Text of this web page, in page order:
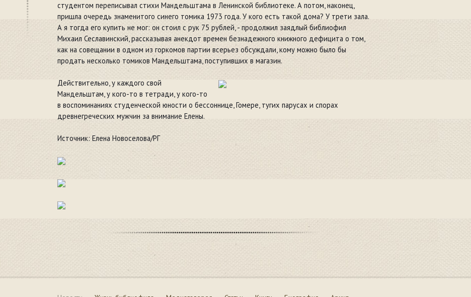
студентом переписывал стихи Мандельштама в Ленинской библиотеке. А потом, наконец,
пришла очередь знаменитого синего томика 1973 года. У кого есть такой дома? У трети зала.
А я тогда его купить не мог: он стоил с рук 75 рублей, - продолжил заядлый библиофил
Михаил Сеславинский, рассказывая анекдот времен безнадежного книжного дефицита о том,
как на совещании в одном из горкомов партии всерьез обсуждали, кому можно было бы
продать несколько томиков Мандельштама, поступивших в магазин.
Действительно, у каждого свой
Мандельштам, у кого-то в тетради, у кого-то
в воспоминаниях студенческой юности о бессоннице, Гомере, тугих парусах и спорах
древнегреческих мужчин за внимание Елены.
Источник: Елена Новоселова/РГ